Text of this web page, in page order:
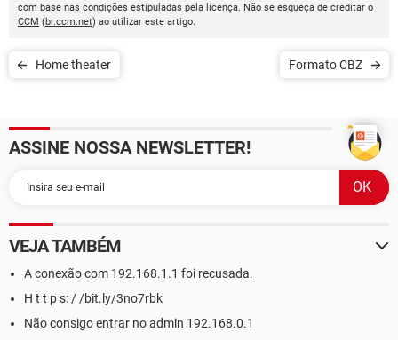
com base nas condições estipuladas pela licença. Não se esqueça de creditar o
CCM (br.ccm.net) ao utilizar este artigo.
Home theater Formato CBZ
ASSINE NOSSA NEWSLETTER!
VEJA TAMBÉM
A conexão com 192.168.1.1 foi recusada.
H t t p s: / /bit.ly/3no7rbk
Não consigo entrar no admin 192.168.0.1